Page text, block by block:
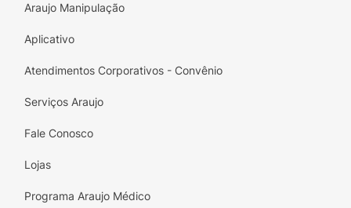
Araujo Manipulação
Aplicativo
Atendimentos Corporativos - Convênio
Serviços Araujo
Fale Conosco
Lojas
Programa Araujo Médico